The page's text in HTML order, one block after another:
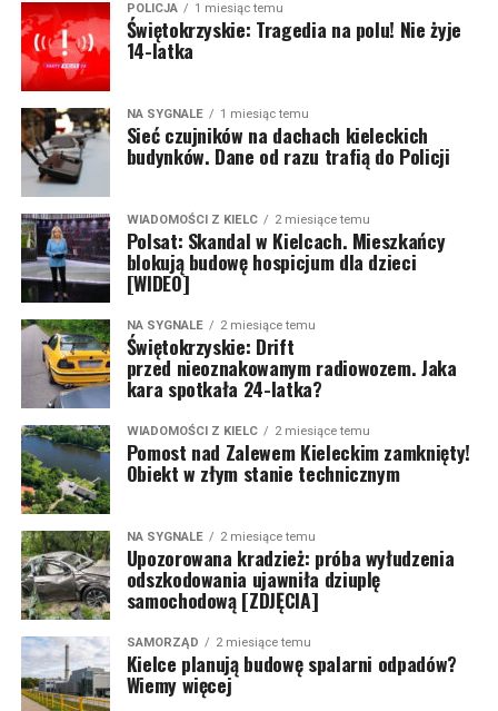
POLICJA 1 miesiąc temu
Świętokrzyskie: Tragedia na polu! Nie żyje
14-latka
NA SYGNALE 1 miesiąc temu
Sieć czujników na dachach kieleckich
budynków. Dane od razu trafią do Policji
WIADOMOŚCI Z KIELC 2 miesiące temu
Polsat: Skandal w Kielcach. Mieszkańcy
blokują budowę hospicjum dla dzieci
[WIDEO]
NA SYGNALE 2 miesiące temu
Świętokrzyskie: Drift
przed nieoznakowanym radiowozem. Jaka
kara spotkała 24-latka?
WIADOMOŚCI Z KIELC 2 miesiące temu
Pomost nad Zalewem Kieleckim zamknięty!
Obiekt w złym stanie technicznym
NA SYGNALE 2 miesiące temu
Upozorowana kradzież: próba wyłudzenia
odszkodowania ujawniła dziuplę
samochodową [ZDJĘCIA]
SAMORZĄD 2 miesiące temu
Kielce planują budowę spalarni odpadów?
Wiemy więcej